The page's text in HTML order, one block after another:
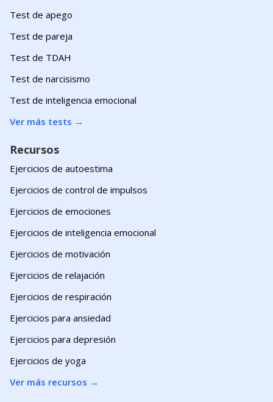
Test de apego
Test de pareja
Test de TDAH
Test de narcisismo
Test de inteligencia emocional
Ver más tests →
Recursos
Ejercicios de autoestima
Ejercicios de control de impulsos
Ejercicios de emociones
Ejercicios de inteligencia emocional
Ejercicios de motivación
Ejercicios de relajación
Ejercicios de respiración
Ejercicios para ansiedad
Ejercicios para depresión
Ejercicios de yoga
Ver más recursos →